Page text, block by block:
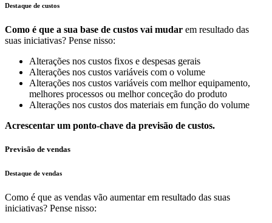
Destaque de custos
Como é que a sua base de custos vai mudar em resultado das
suas iniciativas? Pense nisso:
Alterações nos custos fixos e despesas gerais
Alterações nos custos variáveis com o volume
Alterações nos custos variáveis com melhor equipamento,
melhores processos ou melhor conceção do produto
Alterações nos custos dos materiais em função do volume
Acrescentar um ponto-chave da previsão de custos.
Previsão de vendas
Destaque de vendas
Como é que as vendas vão aumentar em resultado das suas
iniciativas? Pense nisso: